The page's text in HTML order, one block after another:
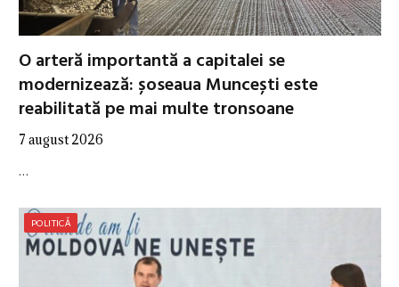
O arteră importantă a capitalei se
modernizează: șoseaua Muncești este
reabilitată pe mai multe tronsoane
7 august 2026
…
POLITICĂ